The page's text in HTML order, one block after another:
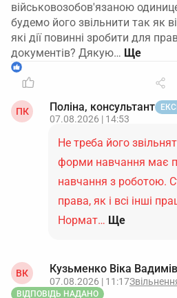
військовозобов'язаною
будемо його звільнити так як
які дії повинні зробити для
документів? Дякую…
1
ПК Поліна, консультант
07.08.2026 | 14:53
Не треба його
форми навчання має
навчання з роботою.
права, як і всі інші
Нормат… Ще
ВК Кузьменко Віка
07.08.2026 | 11:17
ВІДПОВІДЬ НАДАНО